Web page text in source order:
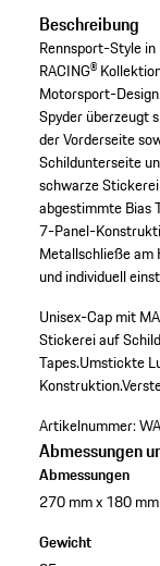
Beschreibung
Rennsport-Style
RACING®
Motorsport-
Spyder überzeugt
der Vorderseite
Schildunterseite
schwarze
abgestimmte Bias
7-Panel-
Metallschließe
und individuell
Unisex-Cap mit
Stickerei auf
Tapes.Umstickte
Konstruktion.
Artikelnummer:
Abmessungen
Abmessungen
270 mm x 180
Gewicht